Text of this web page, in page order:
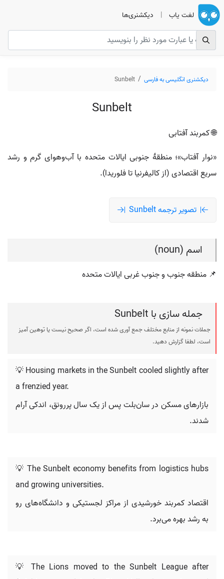
لغت یاب | دیکشنری‌ها
دیکشنری انگلیسی به فارسی Sunbelt
Sunbelt
🌐 کمربند آفتابی
«نوار آفتاب»؛ منطقهٔ جنوبی ایالات متحده با آب‌وهوای گرم و رشد
سریع اقتصادی (از کالیفرنیا تا فلوریدا).
تصویر ترجمه Sunbelt
اسم (noun)
📌 منطقه جنوب و جنوب غربی ایالات متحده
جمله سازی با Sunbelt
جملات نمونه از منابع مختلف جمع آوری شده است، اگر صحیح نیست یا توهین آمیز
است، لطفا گزارش دهید.
💡 Housing markets in the Sunbelt cooled slightly after
a frenzied year.
بازارهای مسکن در سان‌بلت پس از یک سال پررونق، اندکی آرام
شدند.
💡 The Sunbelt economy benefits from logistics hubs
and growing universities.
اقتصاد کمربند خورشیدی از مراکز لجستیکی و دانشگاه‌های رو
به رشد بهره می‌برد.
💡 The Lions moved to the Sunbelt League after